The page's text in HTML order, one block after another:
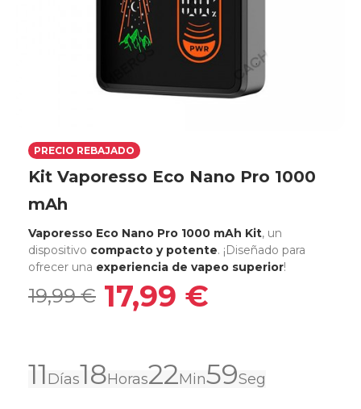
PRECIO REBAJADO
Kit Vaporesso Eco Nano Pro 1000
mAh
Vaporesso Eco Nano Pro 1000 mAh Kit, un
dispositivo compacto y potente. ¡Diseñado para
ofrecer una experiencia de vapeo superior!
19,99 € 17,99 €
11Días18Horas22Min58Seg